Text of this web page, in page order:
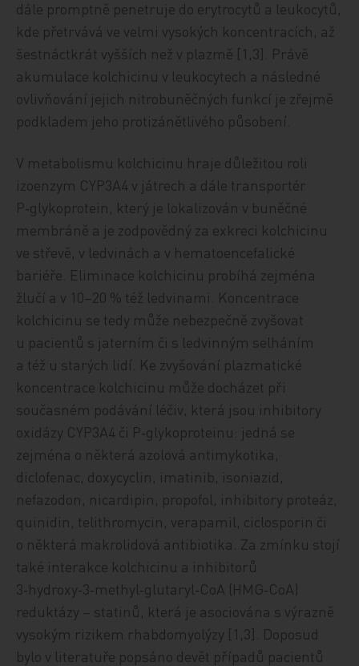
dále promptně penetruje do erytrocytů a leukocytů,
kde přetrvává ve velmi vysokých koncentracích, až
šestnáctkrát vyšších než v plazmě [1,3]. Právě
akumulace kolchicinu v leukocytech a následné
ovlivňování jejich nitrobuněčných funkcí je zřejmě
podkladem jeho protizánětlivého působení.
V metabolismu kolchicinu hraje důležitou roli
izoenzym CYP3A4 v játrech a dále transportér
P‑glykoprotein, který je lokalizován v buněčné
membráně a je zodpovědný za exkreci kolchicinu
ve střevě, v ledvinách a v hematoencefalické
bariéře. Eliminace kolchicinu probíhá zejména
žlučí a v 10–20 % též ledvinami. Koncentrace
kolchicinu se tedy může nebezpečně zvyšovat
u pacientů s jaterním či s ledvinným selháním
a též u starých lidí. Ke zvyšování plazmatické
koncentrace kolchicinu může docházet při
současném podávání léčiv, která jsou inhibitory
oxidázy CYP3A4 či P‑glykoproteinu: jedná se
zejména o některá azolová antimykotika,
diclofenac, doxycyclin, imatinib, isoniazid,
nefazodon, nicardipin, propofol, inhibitory proteáz,
quinidin, telithromycin, verapamil, ciclosporin či
o některá makrolidová antibiotika. Za zmínku stojí
také interakce kolchicinu a inhibitorů
3‑hydroxy‑3‑methyl‑glutaryl‑CoA (HMG‑CoA)
reduktázy – statinů, která je asociována s výrazně
vysokým rizikem rhabdomyolýzy [1,3]. Doposud
bylo v literatuře popsáno devět případů pacientů